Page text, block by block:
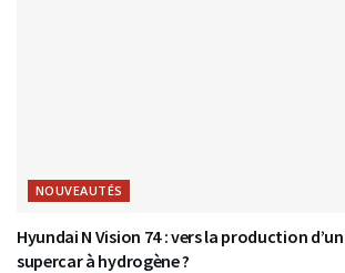
NOUVEAUTÉS
Hyundai N Vision 74 : vers la production
supercar à hydrogène ?